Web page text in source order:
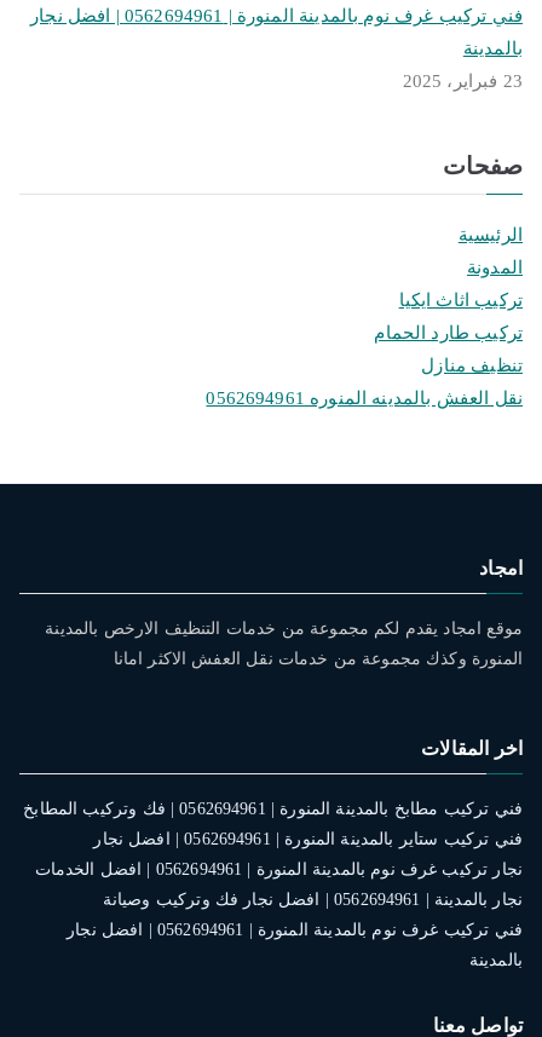
فني تركيب غرف نوم بالمدينة المنورة | 0562694961 | افضل نجار
بالمدينة
23 فبراير، 2025
صفحات
الرئيسية
المدونة
تركيب اثاث ايكيا
تركيب طارد الحمام
تنظيف منازل
نقل العفش بالمدينه المنوره 0562694961
امجاد
موقع امجاد يقدم لكم مجموعة من خدمات التنظيف الارخص بالمدينة
المنورة وكذك مجموعة من خدمات نقل العفش الاكثر امانا
اخر المقالات
فني تركيب مطابخ بالمدينة المنورة | 0562694961 | فك وتركيب المطابخ
فني تركيب ستاير بالمدينة المنورة | 0562694961 | افضل نجار
نجار تركيب غرف نوم بالمدينة المنورة | 0562694961 | افضل الخدمات
نجار بالمدينة | 0562694961 | افضل نجار فك وتركيب وصيانة
فني تركيب غرف نوم بالمدينة المنورة | 0562694961 | افضل نجار
بالمدينة
تواصل معنا